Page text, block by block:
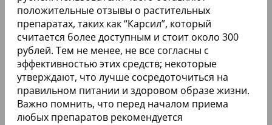
положительные отзывы о растительных
препаратах, таких как “Карсил”, который
считается более доступным и стоит около 300
рублей. Тем не менее, не все согласны с
эффективностью этих средств; некоторые
утверждают, что лучше сосредоточиться на
правильном питании и здоровом образе жизни.
Важно помнить, что перед началом приема
любых препаратов рекомендуется